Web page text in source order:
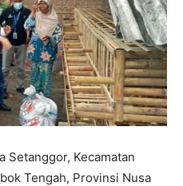
Setanggor, Kecamatan
Tengah, Provinsi Nusa